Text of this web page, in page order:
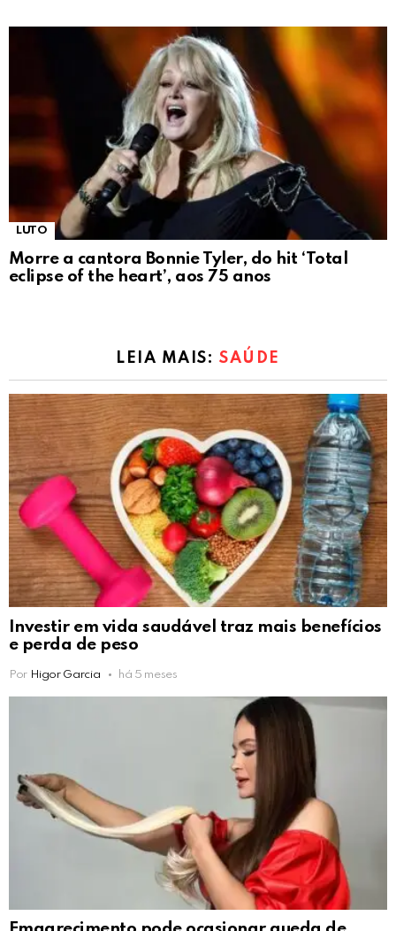
LUTO
Morre a cantora Bonnie Tyler, do hit ‘Total
eclipse of the heart’, aos 75 anos
LEIA MAIS:SAÚDE
Investir em vida saudável traz mais benefícios
e perda de peso
Por Higor Garcia há 5 meses